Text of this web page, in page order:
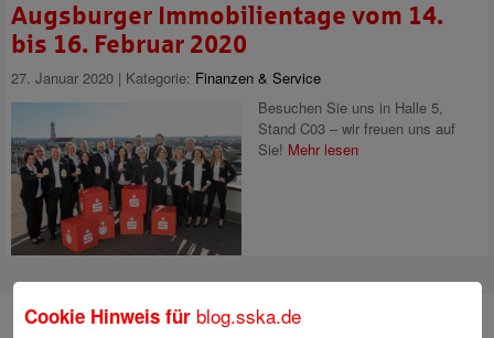
Augsburger Immobilientage vom 14.
bis 16. Februar 2020
27. Januar 2020 | Kategorie: Finanzen & Service
Besuchen Sie uns in Halle 5,
Stand C03 – wir freuen uns auf
Sie! Mehr lesen
Suche
Cookie Hinweis für blog.sska.de